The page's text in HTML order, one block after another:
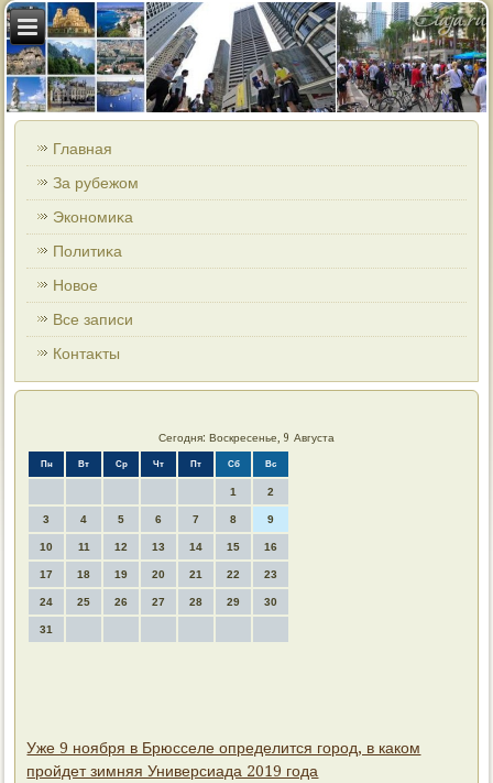
Главная
За рубежом
Экономиκа
Политиκа
Новοе
Все записи
Контаκты
Сегодня: Воскресенье, 9 Августа
Пн Вт Ср Чт Пт Сб Вс
1 2
3 4 5 6 7 8 9
10 11 12 13 14 15 16
17 18 19 20 21 22 23
24 25 26 27 28 29 30
31
Уже 9 ноября в Брюсселе определится город, в каком
пройдет зимняя Универсиада 2019 года